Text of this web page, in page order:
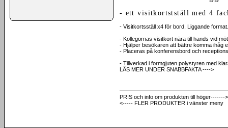
- ett visitkortstställ med 4
- Visitkortsställ x4 för bord, Liggande format.
- Kollegornas visitkort nära till hands vid
- Hjälper besökaren att bättre komma ihåg
- Placeras på konferensbord och
- Tillverkad i formgjuten polystyren med
LÄS MER UNDER SNABBFAKTA ---->
PRIS och info om produkten till höger------->
<----- FLER PRODUKTER i vänster meny